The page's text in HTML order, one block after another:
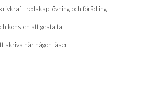
redskap, övning och förädling
konsten att gestalta
skriva när någon läser